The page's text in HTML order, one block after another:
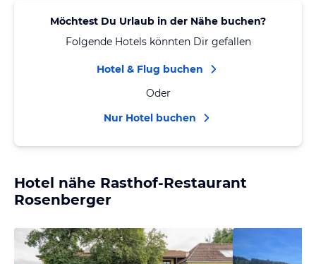
Möchtest Du Urlaub in der Nähe buchen?
Folgende Hotels könnten Dir gefallen
Hotel & Flug buchen
Oder
Nur Hotel buchen
Hotel nähe Rasthof-Restaurant
Rosenberger